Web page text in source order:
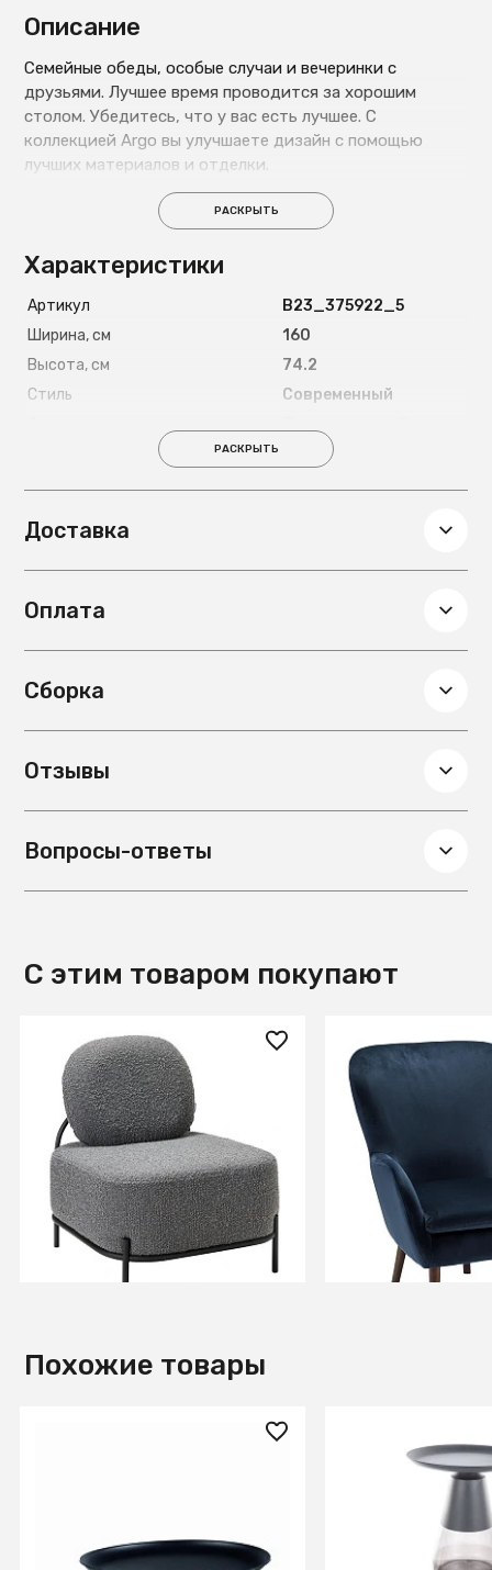
Описание
Семейные обеды, особые случаи и вечеринки с
друзьями. Лучшее время проводится за хорошим
столом. Убедитесь, что у вас есть лучшее. С
коллекцией Argo вы улучшаете дизайн с помощью
лучших материалов и отделки.
РАСКРЫТЬ
Характеристики
Артикул
B23_375922_5
Ширина, см
160
Высота, см
74.2
Стиль
Современный
Бежевый;Светлое
дерево
Глубина, см
Материал столешницы
РАСКРЫТЬ
Доставка
Оплата
Сборка
Отзывы
Вопросы-ответы
С этим товаром покупают
37 800 ₽
Кресло Gawaii Dark grey
+2
В КОРЗИНУ
31 400 ₽
Кресло Дижон
Похожие товары
30 840 ₽
Стол
TIFFANY A